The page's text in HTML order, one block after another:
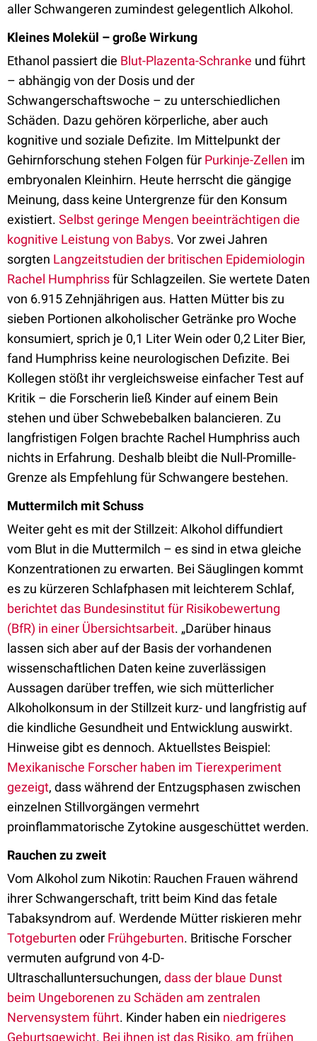
aller Schwangeren zumindest gelegentlich Alkohol.
Kleines Molekül – große Wirkung
Ethanol passiert die Blut-Plazenta-Schranke und führt
– abhängig von der Dosis und der
Schwangerschaftswoche – zu unterschiedlichen
Schäden. Dazu gehören körperliche, aber auch
kognitive und soziale Defizite. Im Mittelpunkt der
Gehirnforschung stehen Folgen für Purkinje-Zellen im
embryonalen Kleinhirn. Heute herrscht die gängige
Meinung, dass keine Untergrenze für den Konsum
existiert. Selbst geringe Mengen beeinträchtigen die
kognitive Leistung von Babys. Vor zwei Jahren
sorgten Langzeitstudien der britischen Epidemiologin
Rachel Humphrissfür Schlagzeilen. Sie wertete Daten
von 6.915 Zehnjährigen aus. Hatten Mütter bis zu
sieben Portionen alkoholischer Getränke pro Woche
konsumiert, sprich je 0,1 Liter Wein oder 0,2 Liter Bier,
fand Humphriss keine neurologischen Defizite. Bei
Kollegen stößt ihr vergleichsweise einfacher Test auf
Kritik – die Forscherin ließ Kinder auf einem Bein
stehen und über Schwebebalken balancieren. Zu
langfristigen Folgen brachte Rachel Humphriss auch
nichts in Erfahrung. Deshalb bleibt die Null-Promille-
Grenze als Empfehlung für Schwangere bestehen.
Muttermilch mit Schuss
Weiter geht es mit der Stillzeit: Alkohol diffundiert
vom Blut in die Muttermilch – es sind in etwa gleiche
Konzentrationen zu erwarten. Bei Säuglingen kommt
es zu kürzeren Schlafphasen mit leichterem Schlaf,
berichtet das Bundesinstitut für Risikobewertung
(BfR) in einer Übersichtsarbeit. „Darüber hinaus
lassen sich aber auf der Basis der vorhandenen
wissenschaftlichen Daten keine zuverlässigen
Aussagen darüber treffen, wie sich mütterlicher
Alkoholkonsum in der Stillzeit kurz- und langfristig auf
die kindliche Gesundheit und Entwicklung auswirkt.
Hinweise gibt es dennoch. Aktuellstes Beispiel:
Mexikanische Forscher haben im Tierexperiment
gezeigt, dass während der Entzugsphasen zwischen
einzelnen Stillvorgängen vermehrt
proinflammatorische Zytokine ausgeschüttet werden.
Rauchen zu zweit
Vom Alkohol zum Nikotin: Rauchen Frauen während
ihrer Schwangerschaft, tritt beim Kind das fetale
Tabaksyndrom auf. Werdende Mütter riskieren mehr
Totgeburten oder Frühgeburten. Britische Forscher
vermuten aufgrund von 4-D-
Ultraschalluntersuchungen, dass der blaue Dunst
beim Ungeborenen zu Schäden am zentralen
Nervensystem führt. Kinder haben ein niedrigeres
Geburtsgewicht. Bei ihnen ist das Risiko, am frühen